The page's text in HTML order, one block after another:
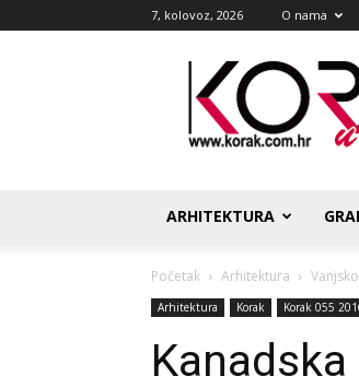
7, kolovoz, 2026 O nama
u
ARHITEKTURA
Početak Arhitektura
Arhitektura Korak Korak 055